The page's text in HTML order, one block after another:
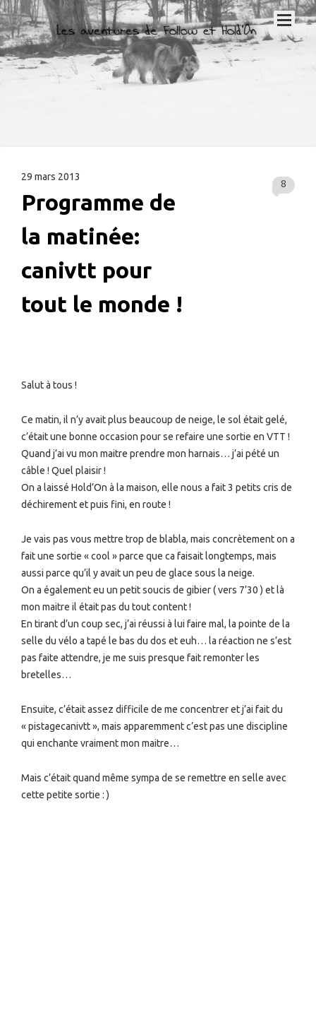
29 mars 2013
8
Programme de
la matinée:
canivtt pour
tout le monde !
Salut à tous !
Ce matin, il n’y avait plus beaucoup de neige, le sol était gelé,
c’était une bonne occasion pour se refaire une sortie en VTT !
Quand j’ai vu mon maitre prendre mon harnais… j’ai pété un
câble ! Quel plaisir !
On a laissé Hold’On à la maison, elle nous a fait 3 petits cris de
déchirement et puis fini, en route !
Je vais pas vous mettre trop de blabla, mais concrètement on a
fait une sortie « cool » parce que ca faisait longtemps, mais
aussi parce qu’il y avait un peu de glace sous la neige.
On a également eu un petit soucis de gibier ( vers 7’30 ) et là
mon maitre il était pas du tout content !
En tirant d’un coup sec, j’ai réussi à lui faire mal, la pointe de la
selle du vélo a tapé le bas du dos et euh… la réaction ne s’est
pas faite attendre, je me suis presque fait remonter les
bretelles…
Ensuite, c’était assez difficile de me concentrer et j’ai fait du
« pistagecanivtt », mais apparemment c’est pas une discipline
qui enchante vraiment mon maitre…
Mais c’était quand même sympa de se remettre en selle avec
cette petite sortie : )